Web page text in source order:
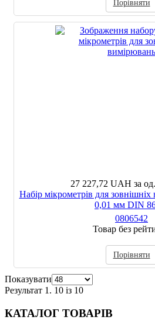
Порівняти
27 227,72 UAH за
Набір мікрометрів для
0,01 мм DIN
0806542
Товар без
Порівняти
Показувати
Результат 1. 10 із 10
КАТАЛОГ ТОВАРІВ